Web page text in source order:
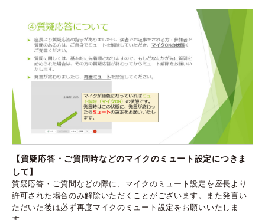
【質疑応答・ご質問時などのマイクのミュート設定につきま
して】
質疑応答・ご質問などの際に、マイクのミュート設定を座長より
許可された場合のみ解除いただくことがございます。また発言い
ただいた後は必ず再度マイクのミュート設定をお願いいたしま